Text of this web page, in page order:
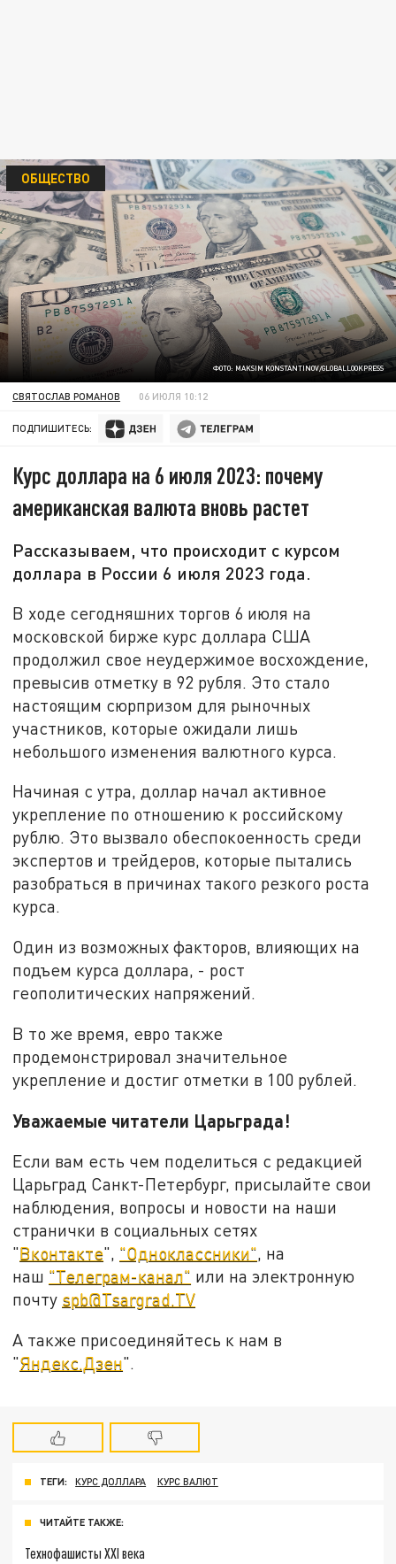
ФОТО: MAKSIM KONSTANTINOV/GLOBALLOOKPRESS
ОБЩЕСТВО
СВЯТОСЛАВ РОМАНОВ 06 ИЮЛЯ 10:12
ПОДПИШИТЕСЬ:
Курс доллара на 6 июля 2023: почему
американская валюта вновь растет
Рассказываем, что происходит с курсом
доллара в России 6 июля 2023 года.
В ходе сегодняшних торгов 6 июля на
московской бирже курс доллара США
продолжил свое неудержимое восхождение,
превысив отметку в 92 рубля. Это стало
настоящим сюрпризом для рыночных
участников, которые ожидали лишь
небольшого изменения валютного курса.
Начиная с утра, доллар начал активное
укрепление по отношению к российскому
рублю. Это вызвало обеспокоенность среди
экспертов и трейдеров, которые пытались
разобраться в причинах такого резкого роста
курса.
Один из возможных факторов, влияющих на
подъем курса доллара, - рост
геополитических напряжений.
В то же время, евро также
продемонстрировал значительное
укрепление и достиг отметки в 100 рублей.
Уважаемые читатели Царьграда!
Если вам есть чем поделиться с редакцией
Царьград Санкт-Петербург, присылайте свои
наблюдения, вопросы и новости на наши
странички в социальных сетях
"Вконтакте", "Одноклассники", на
наш "Телеграм-канал" или на электронную
почту spb@Tsargrad.TV
А также присоединяйтесь к нам в
"Яндекс.Дзен".
ТЕГИ: КУРС ДОЛЛАРА КУРС ВАЛЮТ
ЧИТАЙТЕ ТАКЖЕ:
Технофашисты XXI века